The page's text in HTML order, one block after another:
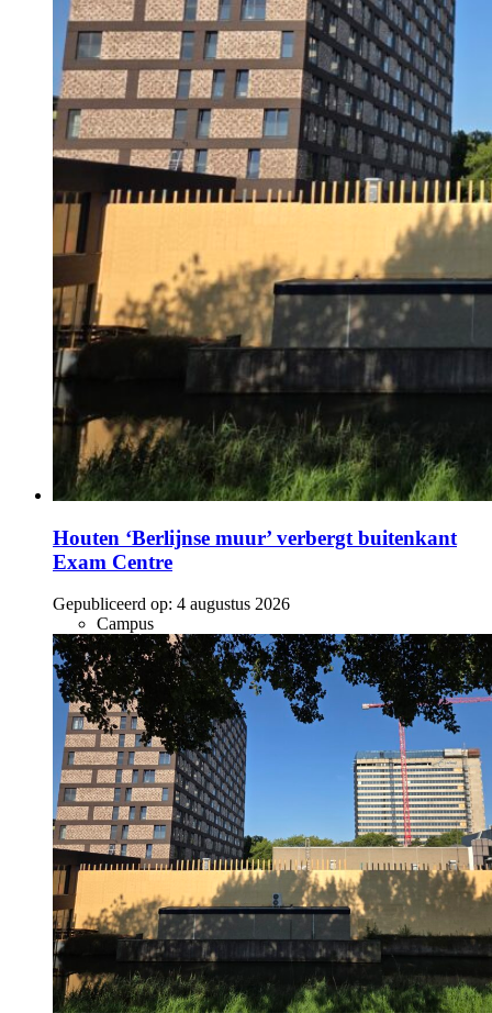
Houten ‘Berlijnse muur’ verbergt buitenkant
Exam Centre
Gepubliceerd op: 4 augustus 2026
Campus